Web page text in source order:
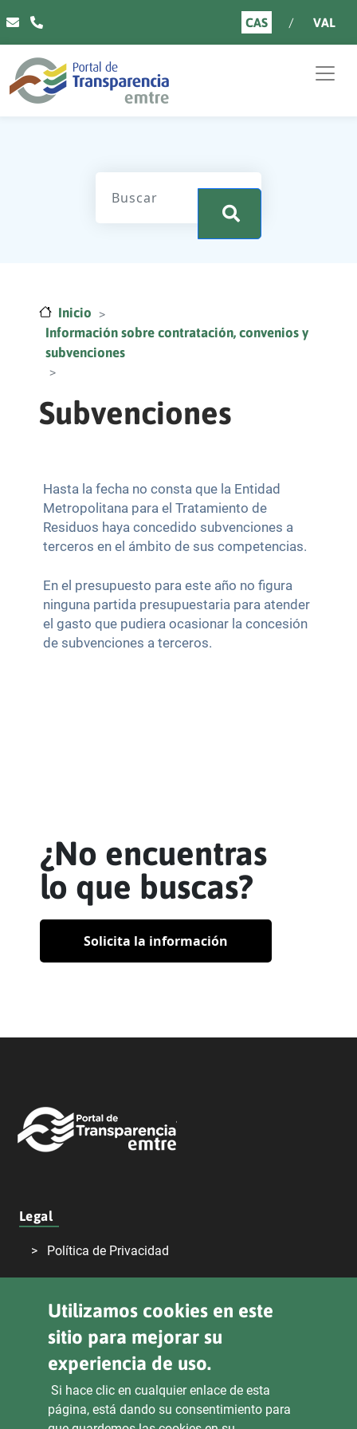
CAS VAL
Inicio
Información sobre contratación, convenios y
subvenciones
Subvenciones
Hasta la fecha no consta que la Entidad
Metropolitana para el Tratamiento de
Residuos haya concedido subvenciones a
terceros en el ámbito de sus competencias.
En el presupuesto para este año no figura
ninguna partida presupuestaria para atender
el gasto que pudiera ocasionar la concesión
de subvenciones a terceros.
¿No encuentras
lo que buscas?
Solicita la información
Legal
Política de Privacidad
Declaración de Accesibilidad
Aviso Legal
Transparencia
Sede Electrónica Derecho de Acceso
Utilizamos cookies en este
sitio para mejorar su
experiencia de uso.
Si hace clic en cualquier enlace de esta
página, está dando su consentimiento para